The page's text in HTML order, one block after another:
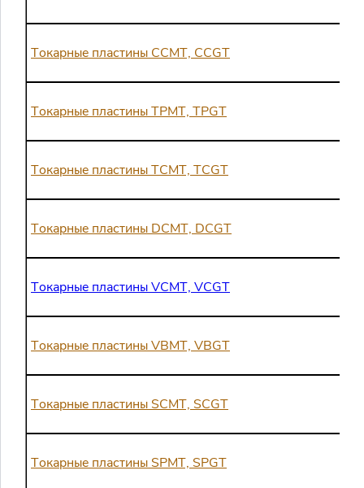
Токарные пластины CCMT, CCGT
Токарные пластины TPMT, TPGT
Токарные пластины TCMT, TCGT
Токарные пластины DCMT, DCGT
Токарные пластины VCMT, VCGT
Токарные пластины VBMT, VBGT
Токарные пластины SCMT, SCGT
Токарные пластины SPMT, SPGT